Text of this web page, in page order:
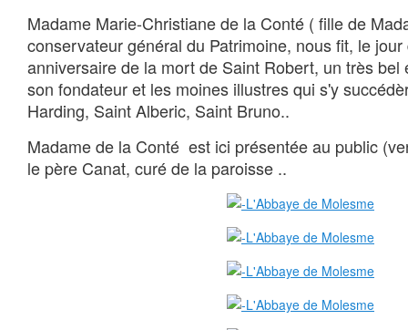
Madame Marie-Christiane de la Conté ( fille de
conservateur général du Patrimoine, nous fit, le
anniversaire de la mort de Saint Robert, un très bel
son fondateur et les moines illustres qui s'y
Harding, Saint Alberic, Saint Bruno..
Madame de la Conté est ici présentée au public
le père Canat, curé de la paroisse ..